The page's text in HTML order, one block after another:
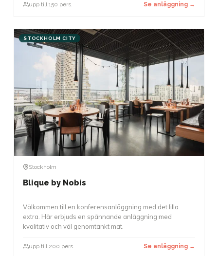
upp till 150 pers. Se anläggning →
STOCKHOLM CITY
Stockholm
Blique by Nobis
Välkommen till en konferensanläggning med det lilla
extra. Här erbjuds en spännande anläggning med
kvalitativ och väl genomtänkt mat.
upp till 200 pers. Se anläggning →